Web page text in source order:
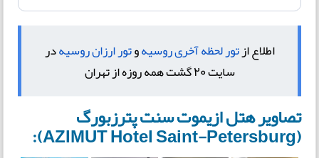
اطلاع ازتور لحظه آخری روسیهوتور ارزان روسیهدر
سایت 20 گشت همه روزه از تهران
تصاویر هتل ازیموت سنت پترزبورگ
(AZIMUT Hotel Saint-Petersburg):